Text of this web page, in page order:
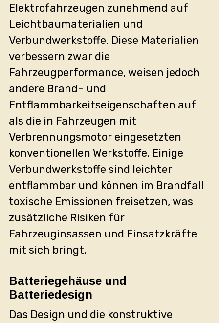
Elektrofahrzeugen zunehmend auf
Leichtbaumaterialien und
Verbundwerkstoffe. Diese Materialien
verbessern zwar die
Fahrzeugperformance, weisen jedoch
andere Brand- und
Entflammbarkeitseigenschaften auf
als die in Fahrzeugen mit
Verbrennungsmotor eingesetzten
konventionellen Werkstoffe. Einige
Verbundwerkstoffe sind leichter
entflammbar und können im Brandfall
toxische Emissionen freisetzen, was
zusätzliche Risiken für
Fahrzeuginsassen und Einsatzkräfte
mit sich bringt.
Batteriegehäuse und
Batteriedesign
Das Design und die konstruktive